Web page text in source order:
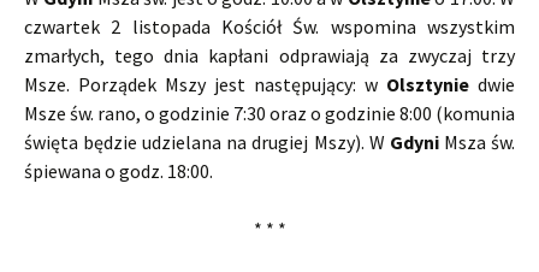
czwartek 2 listopada Kościół Św. wspomina wszystkim
zmarłych, tego dnia kapłani odprawiają za zwyczaj trzy
Msze. Porządek Mszy jest następujący: w Olsztynie dwie
Msze św. rano, o godzinie 7:30 oraz o godzinie 8:00 (komunia
święta będzie udzielana na drugiej Mszy). W GdyniMsza św.
śpiewana o godz. 18:00.
* * *